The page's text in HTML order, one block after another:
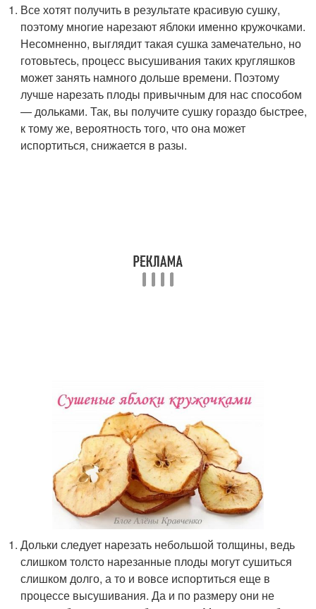
Все хотят получить в результате красивую сушку,
поэтому многие нарезают яблоки именно кружочками.
Несомненно, выглядит такая сушка замечательно, но
готовьтесь, процесс высушивания таких кругляшков
может занять намного дольше времени. Поэтому
лучше нарезать плоды привычным для нас способом
— дольками. Так, вы получите сушку гораздо быстрее,
к тому же, вероятность того, что она может
испортиться, снижается в разы.
Дольки следует нарезать небольшой толщины, ведь
слишком толсто нарезанные плоды могут сушиться
слишком долго, а то и вовсе испортиться еще в
процессе высушивания. Да и по размеру они не